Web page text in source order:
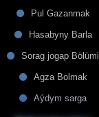
Pul Gazanmak
Hasabyny Barla
Sorag jogap Bölümi
Agza Bolmak
Aýdym sarga